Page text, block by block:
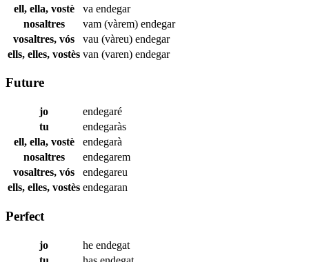
ell, ella, vostè
va endegar
nosaltres
vam (vàrem) endegar
vosaltres, vós
vau (vàreu) endegar
ells, elles, vostès van (varen) endegar
Future
jo
endegaré
tu
endegaràs
ell, ella, vostè
endegarà
nosaltres
endegarem
vosaltres, vós
endegareu
ells, elles, vostès endegaran
Perfect
jo he endegat